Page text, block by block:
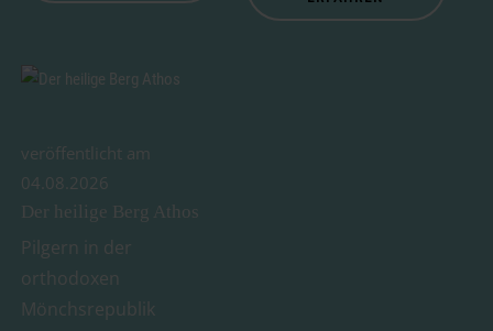
veröffentlicht am
04.08.2026
Der heilige Berg Athos
Pilgern in der
orthodoxen
Mönchsrepublik